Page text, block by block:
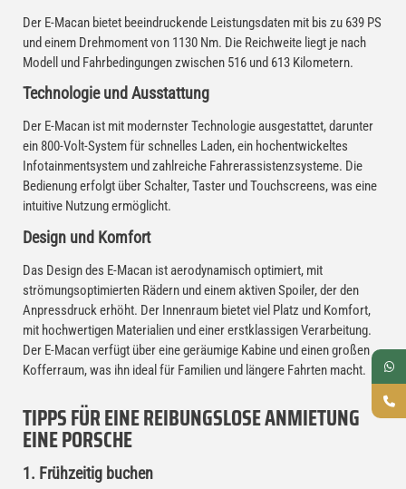
Der E-Macan bietet beeindruckende Leistungsdaten mit bis zu 639 PS
und einem Drehmoment von 1130 Nm. Die Reichweite liegt je nach
Modell und Fahrbedingungen zwischen 516 und 613 Kilometern.
Technologie und Ausstattung
Der E-Macan ist mit modernster Technologie ausgestattet, darunter
ein 800-Volt-System für schnelles Laden, ein hochentwickeltes
Infotainmentsystem und zahlreiche Fahrerassistenzsysteme. Die
Bedienung erfolgt über Schalter, Taster und Touchscreens, was eine
intuitive Nutzung ermöglicht.
Design und Komfort
Das Design des E-Macan ist aerodynamisch optimiert, mit
strömungsoptimierten Rädern und einem aktiven Spoiler, der den
Anpressdruck erhöht. Der Innenraum bietet viel Platz und Komfort,
mit hochwertigen Materialien und einer erstklassigen Verarbeitung.
Der E-Macan verfügt über eine geräumige Kabine und einen großen
Kofferraum, was ihn ideal für Familien und längere Fahrten macht.
TIPPS FÜR EINE REIBUNGSLOSE ANMIETUNG
EINE PORSCHE
1. Frühzeitig buchen